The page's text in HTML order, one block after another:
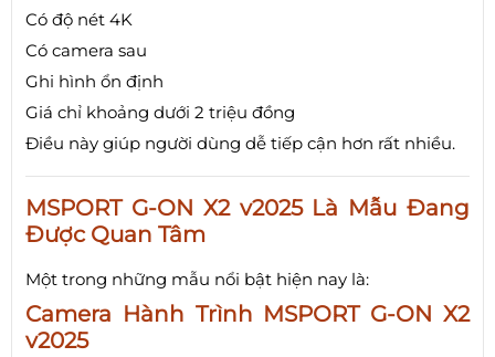
Có độ nét 4K
Có camera sau
Ghi hình ổn định
Giá chỉ khoảng dưới 2 triệu đồng
Điều này giúp người dùng dễ tiếp cận hơn rất nhiều.
MSPORT G-ON X2 v2025 Là Mẫu Đang
Được Quan Tâm
Một trong những mẫu nổi bật hiện nay là:
Camera Hành Trình MSPORT G-ON X2
v2025